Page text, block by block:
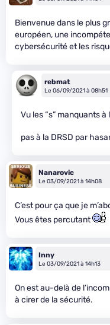
Bienvenue dans le plus
européen, une
cybersécurité et les
rebmat
Le 06/09/2021 à 08h51
Vu les “s” manquants
pas à la DRSD par
Nanarovic
Le 03/09/2021 à 14h08
C’est pour ça que je
Vous êtes percutant
Inny
Le 03/09/2021 à 14h13
On est au-delà de
à cirer de la sécurité.